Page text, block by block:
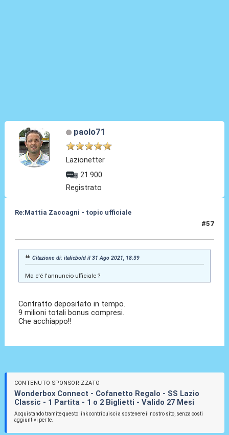
paolo71
Lazionetter
21.900
Registrato
Re:Mattia Zaccagni - topic ufficiale
#57
Citazione di: italicbold il 31 Ago 2021, 18:39
Ma c'é l'annuncio ufficiale ?
Contratto depositato in tempo.
9 milioni totali bonus compresi.
Che acchiappo!!
CONTENUTO SPONSORIZZATO
Wonderbox Connect - Cofanetto Regalo - SS Lazio
Classic - 1 Partita - 1 o 2 Biglietti - Valido 27 Mesi
Acquistando tramite questo link contribuisci a sostenere il nostro sito, senza costi
aggiuntivi per te.